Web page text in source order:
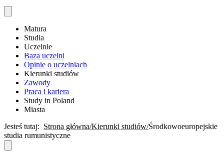
Matura
Studia
Uczelnie
Baza uczelni
Opinie o uczelniach
Kierunki studiów
Zawody
Praca i kariera
Study in Poland
Miasta
Jesteś tutaj: Strona główna Kierunki studiów Środkowoeuropejskie
studia rumunistyczne